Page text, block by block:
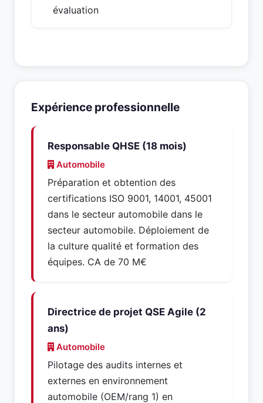
évaluation
Expérience professionnelle
Responsable QHSE (18 mois)
Automobile
Préparation et obtention des
certifications ISO 9001, 14001, 45001
dans le secteur automobile dans le
secteur automobile. Déploiement de
la culture qualité et formation des
équipes. CA de 70 M€
Directrice de projet QSE Agile (2
ans)
Automobile
Pilotage des audits internes et
externes en environnement
automobile (OEM/rang 1) en